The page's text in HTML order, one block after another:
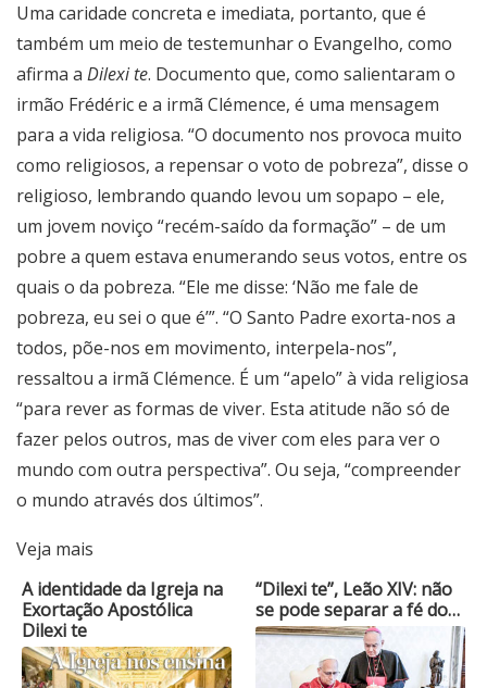
Uma caridade concreta e imediata, portanto, que é
também um meio de testemunhar o Evangelho, como
afirma a Dilexi te. Documento que, como salientaram o
irmão Frédéric e a irmã Clémence, é uma mensagem
para a vida religiosa. “O documento nos provoca muito
como religiosos, a repensar o voto de pobreza”, disse o
religioso, lembrando quando levou um sopapo – ele,
um jovem noviço “recém-saído da formação” – de um
pobre a quem estava enumerando seus votos, entre os
quais o da pobreza. “Ele me disse: ‘Não me fale de
pobreza, eu sei o que é’”. “O Santo Padre exorta-nos a
todos, põe-nos em movimento, interpela-nos”,
ressaltou a irmã Clémence. É um “apelo” à vida religiosa
“para rever as formas de viver. Esta atitude não só de
fazer pelos outros, mas de viver com eles para ver o
mundo com outra perspectiva”. Ou seja, “compreender
o mundo através dos últimos”.
Veja mais
A identidade da Igreja na
Exortação Apostólica
Dilexi te
“Dilexi te”, Leão XIV: não
se pode separar a fé do…